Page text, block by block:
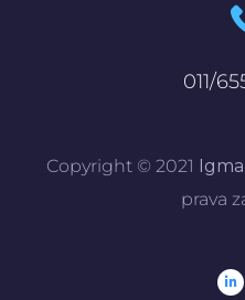
011/
Copyright © 2021
prava